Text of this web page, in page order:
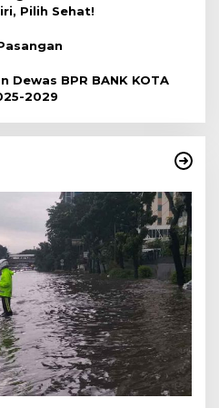
Pilih Sehat!
Dewas BPR BANK KOTA
2029